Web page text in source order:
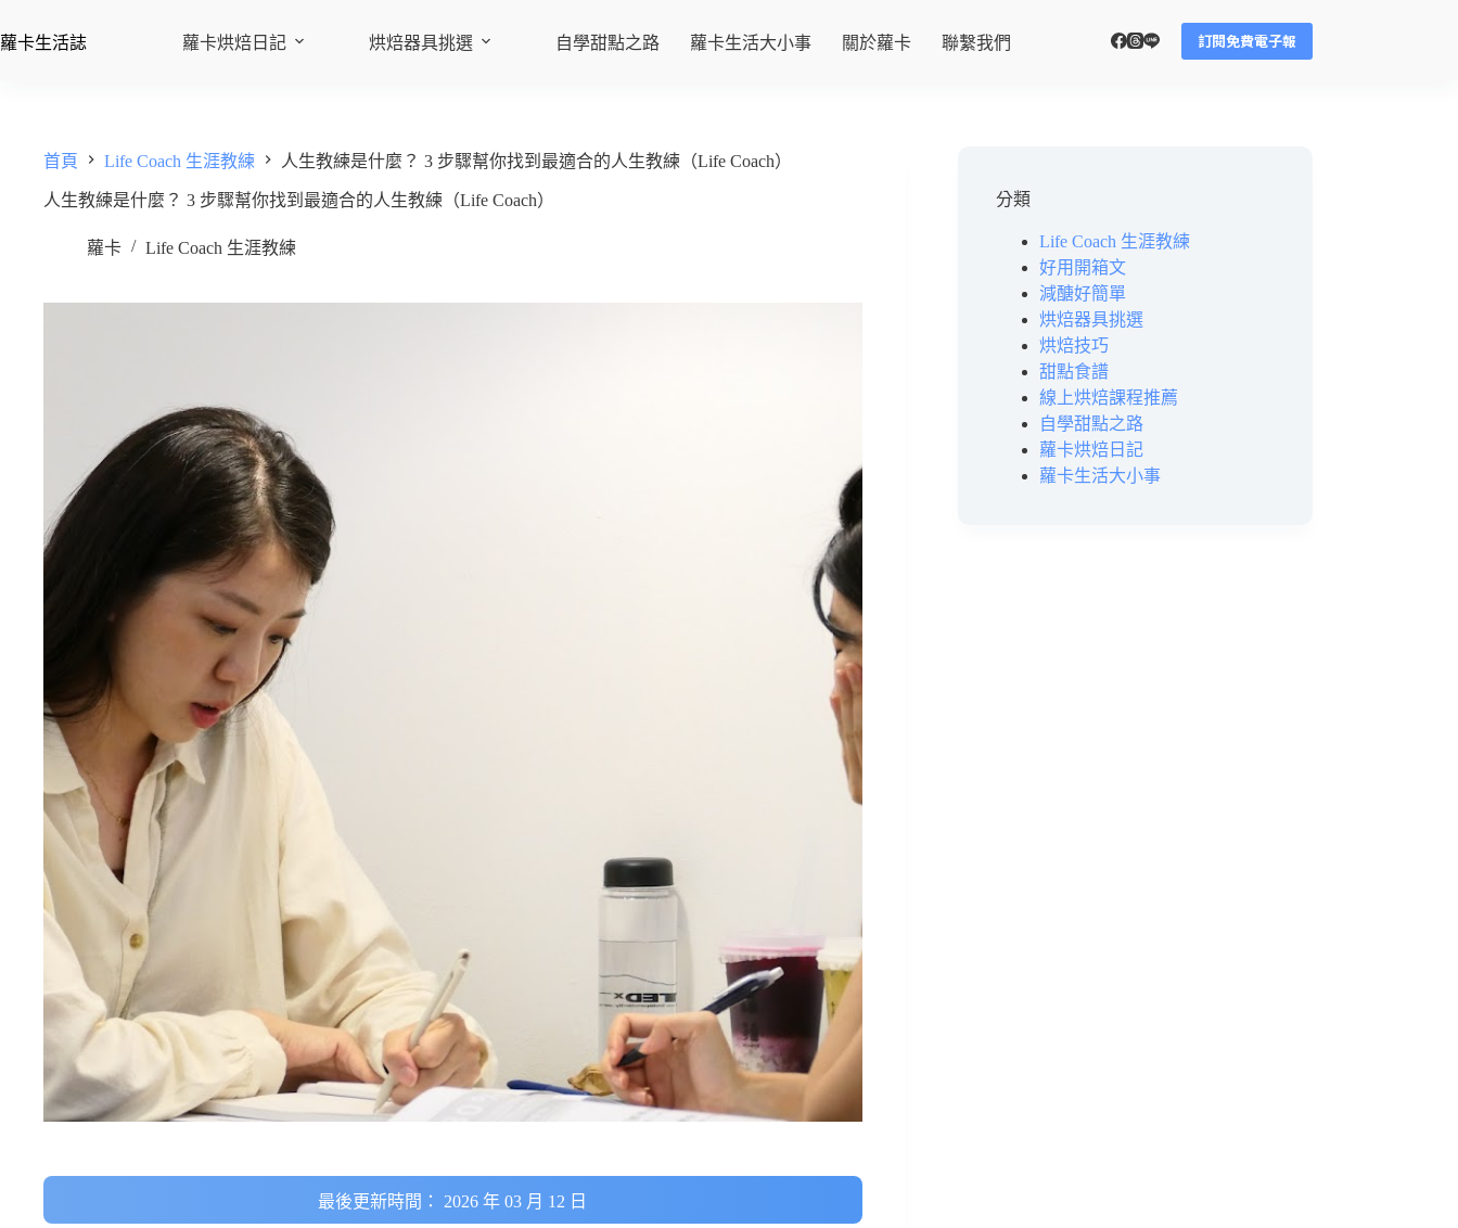
蘿卡生活誌 蘿卡烘焙日記 烘焙器具挑選 自學甜點之路 蘿卡生活大小事 關於蘿卡 聯繫我們 訂閱免費電子報
首頁 Life Coach 生涯教練 人生教練是什麼？ 3 步驟幫你找到最適合的人生教練（Life Coach）
人生教練是什麼？ 3 步驟幫你找到最適合的人生教練（Life Coach）
蘿卡 Life Coach 生涯教練
最後更新時間： 2026 年 03 月 12 日
分類
Life Coach 生涯教練
好用開箱文
減醣好簡單
烘焙器具挑選
烘焙技巧
甜點食譜
線上烘焙課程推薦
自學甜點之路
蘿卡烘焙日記
蘿卡生活大小事